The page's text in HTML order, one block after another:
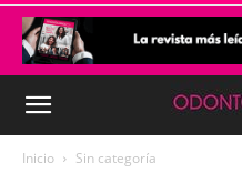
Inicio Sin categoría